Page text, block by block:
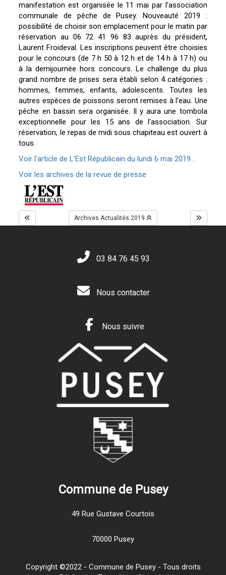
manifestation est organisée le 11 mai par l’association
communale de pêche de Pusey. Nouveauté 2019 :
possibilité de choisir son emplacement pour le matin par
réservation au 06 72 41 96 83 auprès du président,
Laurent Froideval. Les inscriptions peuvent être choisies
pour le concours (de 7 h 50 à 12 h et de 14 h à 17 h) ou
à la demijournée hors concours. Le challenge du plus
grand nombre de prises sera établi selon 4 catégories :
hommes, femmes, enfants, adolescents. Toutes les
autres espèces de poissons seront remises à l’eau. Une
pêche en bassin sera organisée. Il y aura une tombola
exceptionnelle pour les 15 ans de l’association. Sur
réservation, le repas de midi sous chapiteau est ouvert à
tous.
Voir l'article de L'Est Républicain du lundi 6 mai 2019...
Voir les archives de la revue de presse
Archives Actualités 2019
03 84 76 45 93
Nous contacter
Nous suivre
Commune de Pusey
49 Rue Gustave Courtois
70000 Pusey
Copyright ©2022 - Commune de Pusey - Tous droits